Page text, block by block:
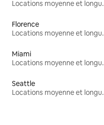
Florence
Miami
Seattle